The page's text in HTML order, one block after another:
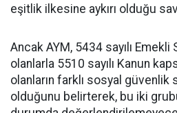
eşitlik ilkesine aykırı olduğu
Ancak AYM, 5434 sayılı Emekli
olanlarla 5510 sayılı Kanun
olanların farklı sosyal
olduğunu belirterek, bu iki